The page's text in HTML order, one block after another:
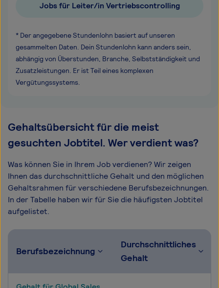
Jobs für Leiter/in Vertriebscontrolling
* Der angegebene Stundenlohn basiert auf unseren
gesammelten Daten. Dein Stundenlohn kann anders sein,
abhängig von Überstunden, Branche, Selbstständigkeit und
Zusatzleistungen. Er ist Teil eines komplexen
Vergütungssystems.
Gehaltsübersicht für die meist
gesuchten Jobtitel. Wer verdient was?
Was können Sie in Ihrem Job verdienen? Wir zeigen
Ihnen das durchschnittliche Gehalt und den möglichen
Gehaltsrahmen für verschiedene Berufsbezeichnungen.
In der Tabelle haben wir für Sie die häufigsten Jobtitel
aufgelistet.
Berufsbezeichnung
Durchschnittliches
Gehalt